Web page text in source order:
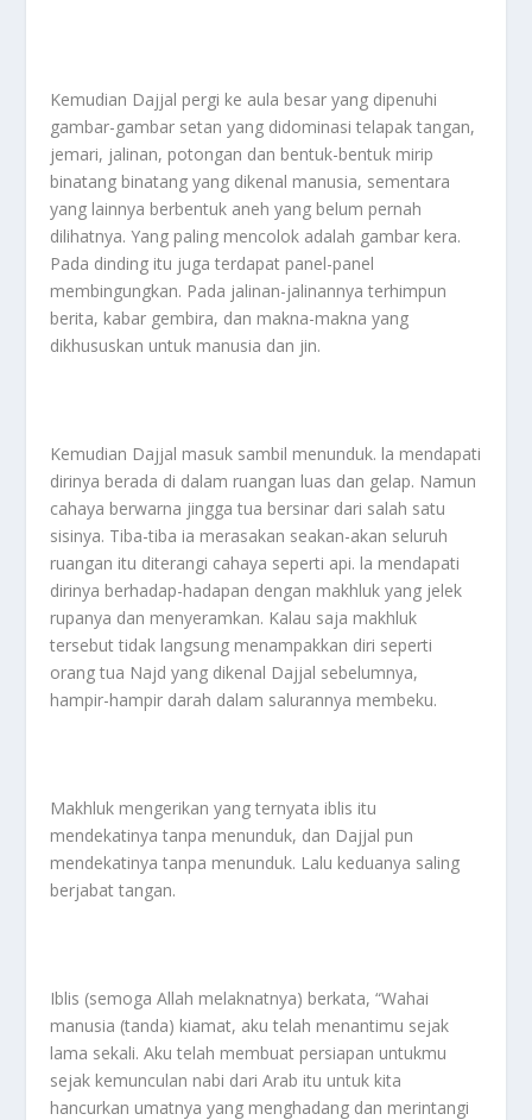
Kemudian Dajjal pergi ke aula besar yang dipenuhi
gambar-gambar setan yang didominasi telapak tangan,
jemari, jalinan, potongan dan bentuk-bentuk mirip
binatang binatang yang dikenal manusia, sementara
yang lainnya berbentuk aneh yang belum pernah
dilihatnya. Yang paling mencolok adalah gambar kera.
Pada dinding itu juga terdapat panel-panel
membingungkan. Pada jalinan-jalinannya terhimpun
berita, kabar gembira, dan makna-makna yang
dikhususkan untuk manusia dan jin.
Kemudian Dajjal masuk sambil menunduk. la mendapati
dirinya berada di dalam ruangan luas dan gelap. Namun
cahaya berwarna jingga tua bersinar dari salah satu
sisinya. Tiba-tiba ia merasakan seakan-akan seluruh
ruangan itu diterangi cahaya seperti api. la mendapati
dirinya berhadap-hadapan dengan makhluk yang jelek
rupanya dan menyeramkan. Kalau saja makhluk
tersebut tidak langsung menampakkan diri seperti
orang tua Najd yang dikenal Dajjal sebelumnya,
hampir-hampir darah dalam salurannya membeku.
Makhluk mengerikan yang ternyata iblis itu
mendekatinya tanpa menunduk, dan Dajjal pun
mendekatinya tanpa menunduk. Lalu keduanya saling
berjabat tangan.
Iblis (semoga Allah melaknatnya) berkata, “Wahai
manusia (tanda) kiamat, aku telah menantimu sejak
lama sekali. Aku telah membuat persiapan untukmu
sejak kemunculan nabi dari Arab itu untuk kita
hancurkan umatnya yang menghadang dan merintangi